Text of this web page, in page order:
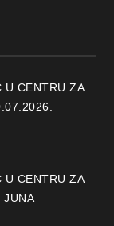
U CENTRU ZA
U CENTRU ZA
JUNA